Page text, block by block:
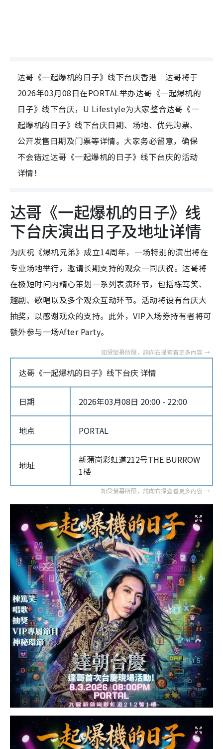
达哥《一起爆机的日子》线下台庆香港｜达哥将于
2026年03月08日在PORTAL举办达哥《一起爆机的
日子》线下台庆，U Lifestyle为大家整合达哥《一
起爆机的日子》线下台庆日期、场地、优先购票、
公开发售日期及门票等详情。大家务必留意，确保
不会错过达哥《一起爆机的日子》线下台庆的活动
详情！
达哥《一起爆机的日子》线
下台庆演出日子及地址详情
为庆祝《爆机兄弟》成立14周年，一场特别的演出将在
专业场地举行，邀请长期支持的观众一同庆祝。达哥将
在极短时间内精心策划一系列表演环节，包括栋笃笑、
趣剧、歌唱以及多个观众互动环节。活动将设有台庆大
抽奖，以感谢观众的支持。此外，VIP入场券持有者将可
额外参与一场After Party。
达哥《一起爆机的日子》线下台庆 详情
日期 2026年03月08日 20:00 - 22:00
地点 PORTAL
地址
新蒲岗彩虹道212号THE BURROW
1楼